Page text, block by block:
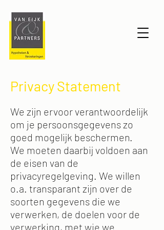
Privacy Statement
We zijn ervoor verantwoordelijk
om je persoonsgegevens zo
goed mogelijk beschermen.
We moeten daarbij voldoen aan
de eisen van de
privacyregelgeving. We willen
o.a. transparant zijn over de
soorten gegevens die we
verwerken, de doelen voor de
verwerking, met wie we